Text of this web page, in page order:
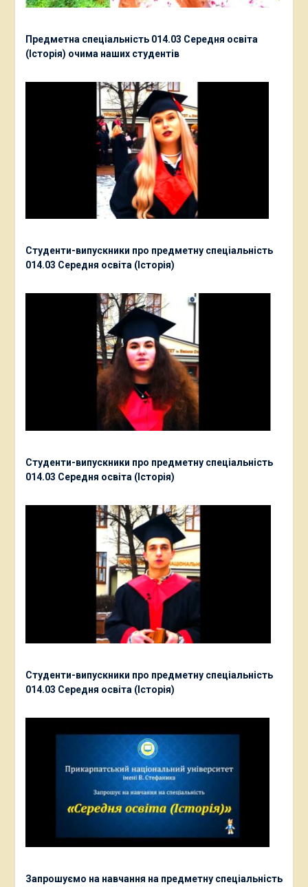
Предметна спеціальність 014.03 Середня освіта
(Історія) очима наших студентів
Студенти-випускники про предметну спеціальність
014.03 Середня освіта (Історія)
Студенти-випускники про предметну спеціальність
014.03 Середня освіта (Історія)
Студенти-випускники про предметну спеціальність
014.03 Середня освіта (Історія)
Запрошуємо на навчання на предметну спеціальність